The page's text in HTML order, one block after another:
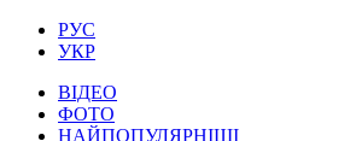
РУС
УКР
ВІДЕО
ФОТО
НАЙПОПУЛЯРНІШІ